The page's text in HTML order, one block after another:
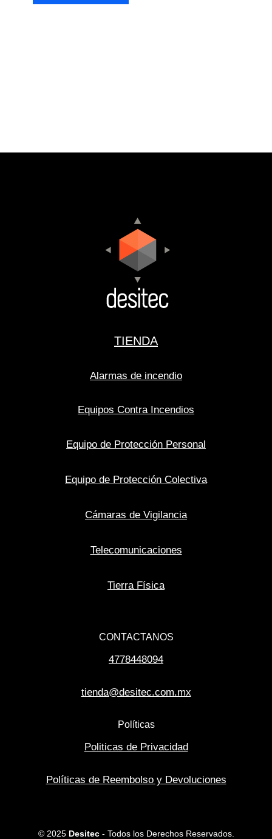
TIENDA
Alarmas de incendio
Equipos Contra Incendios
Equipo de Protección Personal
Equipo de Protección Colectiva
Cámaras de Vigilancia
Telecomunicaciones
Tierra Física
CONTACTANOS
4778448094
tienda@desitec.com.mx
Políticas
Politicas de Privacidad
Políticas de Reembolso y Devoluciones
© 2025 Desitec- Todos los Derechos Reservados.